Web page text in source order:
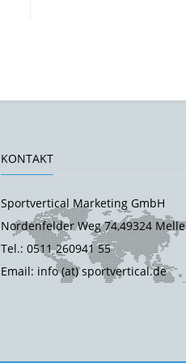
KONTAKT
Sportvertical Marketing GmbH
Nordenfelder Weg 74,49324 Melle
Tel.: 0511 260941 55
Email: info (at) sportvertical.de